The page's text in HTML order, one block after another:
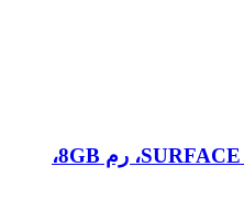
لپ تاپ استوک SURFACE LAPTOP 4، رم 8GB،